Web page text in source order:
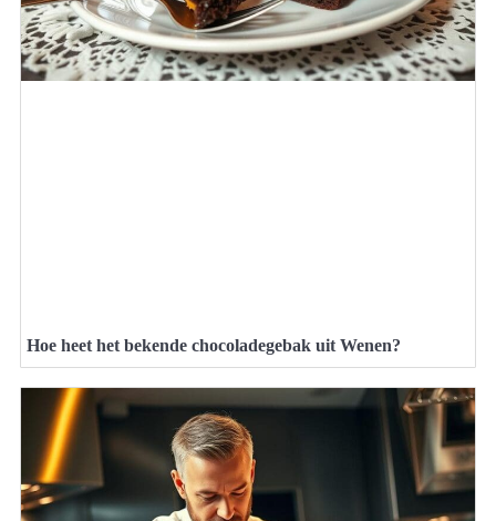
Hoe heet het bekende chocoladegebak uit Wenen?